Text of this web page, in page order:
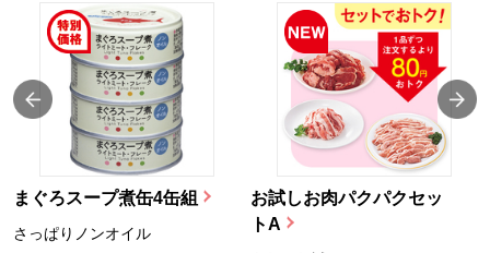
まぐろスープ煮缶4缶組
さっぱりノンオイル
お試しお肉パクパクセッ
トA